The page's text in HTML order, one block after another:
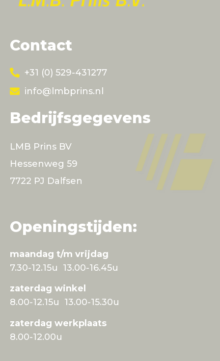
Contact
+31 (0) 529-431277
info@lmbprins.nl
Bedrijfsgegevens
LMB Prins BV
Hessenweg 59
7722 PJ Dalfsen
Openingstijden:
maandag t/m vrijdag
7.30-12.15u 13.00-16.45u
zaterdag winkel
8.00-12.15u 13.00-15.30u
zaterdag werkplaats
8.00-12.00u